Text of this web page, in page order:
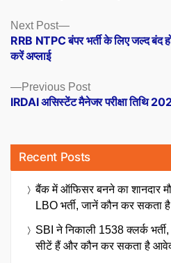
Posts
navigation
Previous PostPrevious
post:
IRDAI असिस्टेंट मैनेजर परीक्षा तिथि
Next Post
Next
post:
RRB NTPC बंपर भर्ती के लिए जल्द बंद
करें अप्लाई
Recent Posts
बैंक में ऑफिसर बनने का शानदार
LBO भर्ती, जानें कौन कर सकता
SBI ने निकाली 1538 क्लर्क
सीटें हैं और कौन कर सकता है